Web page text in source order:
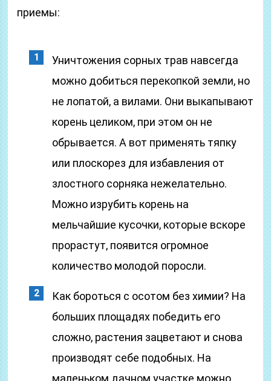
приемы:
Уничтожения сорных трав навсегда
можно добиться перекопкой земли, но
не лопатой, а вилами. Они выкапывают
корень целиком, при этом он не
обрывается. А вот применять тяпку
или плоскорез для избавления от
злостного сорняка нежелательно.
Можно изрубить корень на
мельчайшие кусочки, которые вскоре
прорастут, появится огромное
количество молодой поросли.
Как бороться с осотом без химии? На
больших площадях победить его
сложно, растения зацветают и снова
производят себе подобных. На
маленьком дачном участке можно